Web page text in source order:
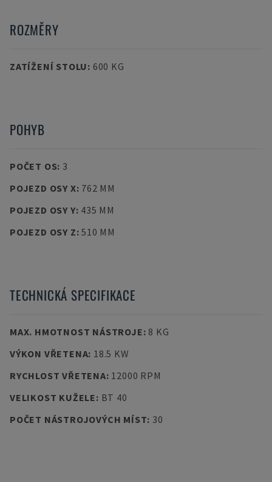
ROZMĚRY
ZATÍŽENÍ STOLU: 600 KG
POHYB
POČET OS: 3
POJEZD OSY X: 762 MM
POJEZD OSY Y: 435 MM
POJEZD OSY Z:510 MM
TECHNICKÁ SPECIFIKACE
MAX. HMOTNOST NÁSTROJE: 8 KG
VÝKON VŘETENA: 18.5 KW
RYCHLOST VŘETENA: 12000 RPM
VELIKOST KUŽELE: BT 40
POČET NÁSTROJOVÝCH MÍST: 30